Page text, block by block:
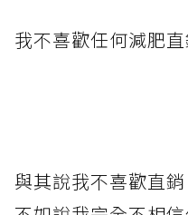
我不喜歡任何減肥
與其說我不喜歡直銷